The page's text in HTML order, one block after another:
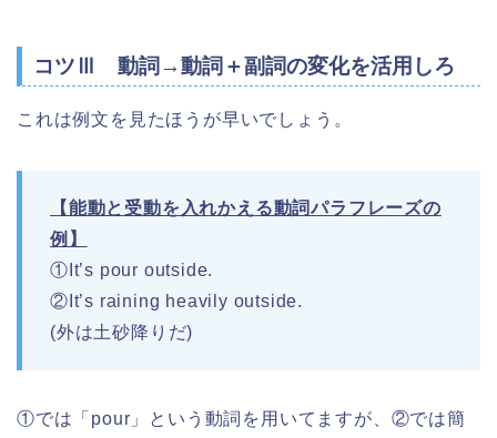
コツⅢ 動詞→動詞＋副詞の変化を活用しろ
これは例文を見たほうが早いでしょう。
【能動と受動を入れかえる動詞パラフレーズの
例】
①It’s pour outside.
②It’s raining heavily outside.
(外は土砂降りだ)
①では「pour」という動詞を用いてますが、②では簡